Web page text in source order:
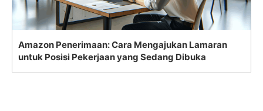
Amazon Penerimaan: Cara Mengajukan Lamaran
untuk Posisi Pekerjaan yang Sedang Dibuka